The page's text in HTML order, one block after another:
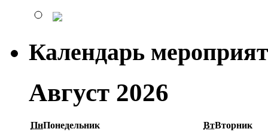
Календарь
Август 2026
ПнПонедельник ВтВторник